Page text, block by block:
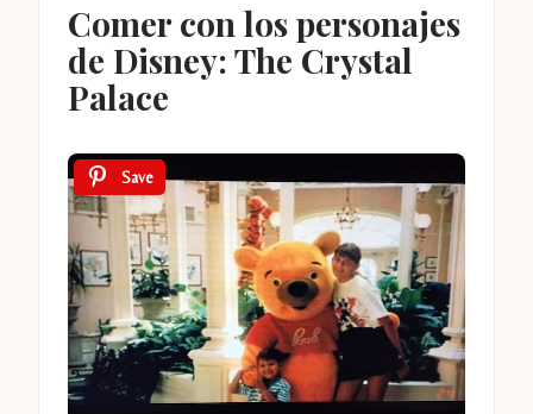
Comer con los personajes
de Disney: The Crystal
Palace
Save